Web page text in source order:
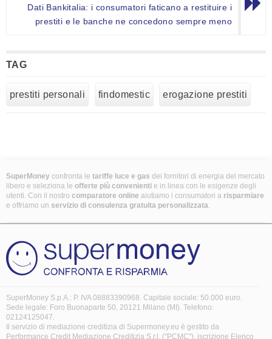
Dati Bankitalia: i consumatori faticano a restituire i
prestiti e le banche ne concedono sempre meno
TAG
prestiti personali findomestic erogazione prestiti
SuperMoney confronta le tariffe luce e gas dei fornitori di energia del mercato
libero e seleziona le offerte più convenienti e in linea con le esigenze degli
utenti. Con il nostro comparatore online aiutiamo i consumatori a risparmiare
e offriamo un servizio di consulenza gratuita personalizzata.
SuperMoney S.p.A.: P. IVA 08883390968. Capitale sociale: 50.000 euro.
Sede legale: Foro Buonaparte 50, 20121 Milano (MI). Telefono:
02124125047.
Il servizio di mediazione creditizia di Supermoney.eu è gestito da
Performance Credit Mediazione Creditizia S.r.l. ("PCMC"), iscrizione Elenco